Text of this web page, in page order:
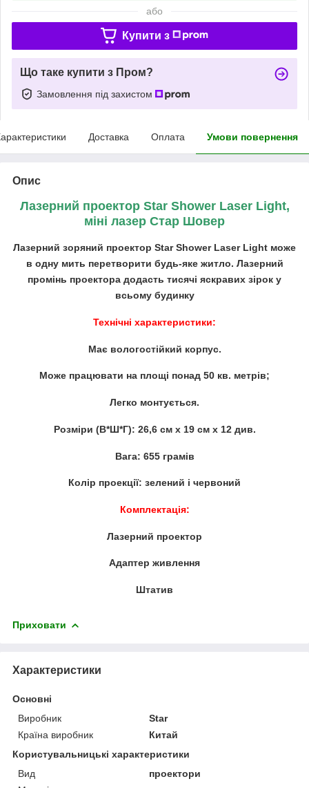
або
Купити з
Що таке купити з Пром?
Замовлення під захистом
Доставка Оплата Умови повернення
Опис
Лазерний проектор Star Shower Laser Light,
міні лазер Стар Шовер
Лазерний зоряний проектор Star Shower Laser Light може
в одну мить перетворити будь-яке житло. Лазерний
промінь проектора додасть тисячі яскравих зірок у
всьому будинку
Технічні характеристики:
Має вологостійкий корпус.
Може працювати на площі понад 50 кв. метрів;
Легко монтується.
Розміри (В*Ш*Г): 26,6 см х 19 см х 12 див.
Вага: 655 грамів
Колір проекції: зелений і червоний
Комплектація:
Лазерний проектор
Адаптер живлення
Штатив
Приховати
Характеристики
Основні
Виробник
Star
Країна виробник
Китай
Користувальницькі характеристики
Вид
проектори